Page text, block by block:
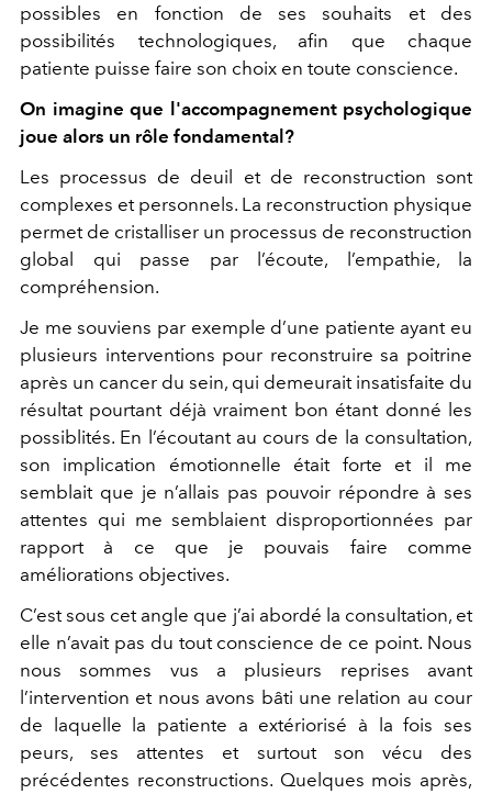
possibles en fonction de ses souhaits et des
possibilités technologiques, afin que chaque
patiente puisse faire son choix en toute conscience.
On imagine que l'accompagnement psychologique
joue alors un rôle fondamental?
Les processus de deuil et de reconstruction sont
complexes et personnels. La reconstruction physique
permet de cristalliser un processus de reconstruction
global qui passe par l’écoute, l’empathie, la
compréhension.
Je me souviens par exemple d’une patiente ayant eu
plusieurs interventions pour reconstruire sa poitrine
après un cancer du sein, qui demeurait insatisfaite du
résultat pourtant déjà vraiment bon étant donné les
possiblités. En l’écoutant au cours de la consultation,
son implication émotionnelle était forte et il me
semblait que je n’allais pas pouvoir répondre à ses
attentes qui me semblaient disproportionnées par
rapport à ce que je pouvais faire comme
améliorations objectives.
C’est sous cet angle que j’ai abordé la consultation, et
elle n’avait pas du tout conscience de ce point. Nous
nous sommes vus a plusieurs reprises avant
l’intervention et nous avons bâti une relation au cour
de laquelle la patiente a extériorisé à la fois ses
peurs, ses attentes et surtout son vécu des
précédentes reconstructions. Quelques mois après,